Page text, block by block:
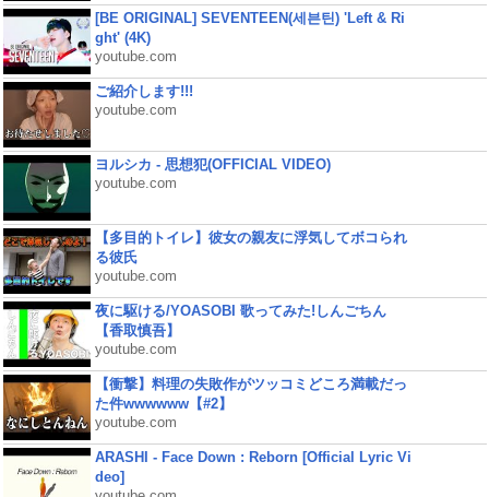
[BE ORIGINAL] SEVENTEEN(세븐틴) 'Left & Ri
ght' (4K)
youtube.com
ご紹介します!!!
youtube.com
ヨルシカ - 思想犯(OFFICIAL VIDEO)
youtube.com
【多目的トイレ】彼女の親友に浮気してボコられ
る彼氏
youtube.com
夜に駆ける/YOASOBI 歌ってみた!しんごちん
【香取慎吾】
youtube.com
【衝撃】料理の失敗作がツッコミどころ満載だっ
た件wwwwww【#2】
youtube.com
ARASHI - Face Down : Reborn [Official Lyric Vi
deo]